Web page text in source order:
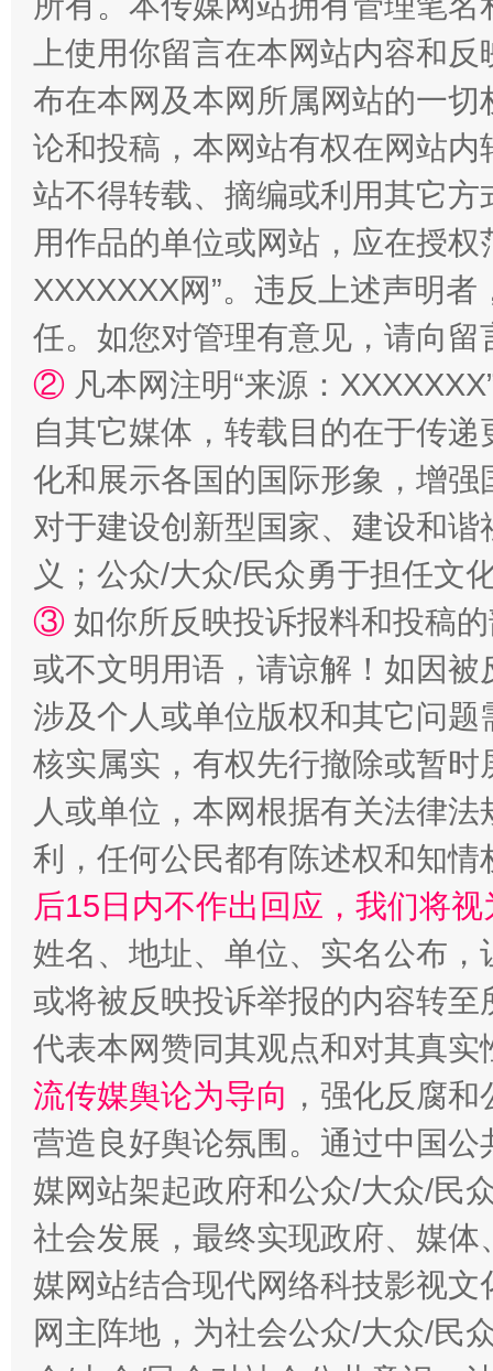
漫山遍野的桃花与雪山、麦地、白藏房 除
招工难、用工荒背后
这是一记警钟！ 谢
上使用你留言在本网站内容和
布在本网及本网所属网站的一
论和投稿，本网站有权在网站
站不得转载、摘编或利用其它
用作品的单位或网站，应在授
XXXXXXX网”。违反上述声明
任。如您对管理有意见，请向
② 凡本网注明“来源：
自其它媒体，转载目的在于传
化和展示各国的国际形象，增
对于建设创新型国家、建设和
义；公众/大众/民众勇于担任文
③ 如你所反映投诉报料和投稿
或不文明用语，请谅解！如因
涉及个人或单位版权和其它问题
核实属实，有权先行撤除或暂
人或单位，本网根据有关法律
利，任何公民都有陈述权和知情
后15日内不作出回应，我们将
姓名、地址、单位、实名公布
或将被反映投诉举报的内容转
代表本网赞同其观点和对其真实
流传媒舆论为导向 ，强化反腐
营造良好舆论氛围。通过中国
媒网站架起政府和公众/大众/民
社会发展，最终实现政府、媒
媒网站结合现代网络科技影视
网主阵地，为社会公众/大众/民